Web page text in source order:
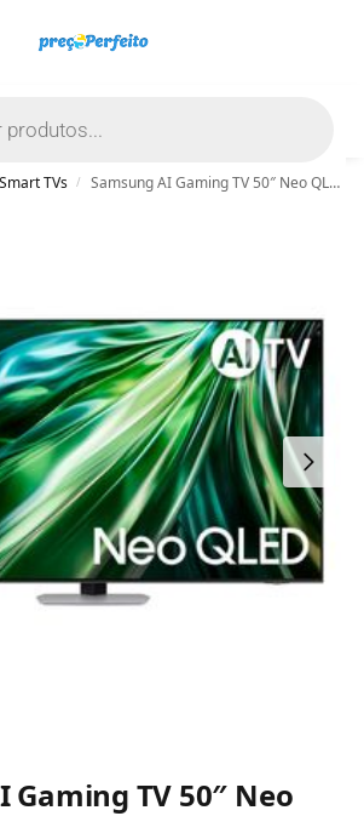
Smart TVs / Samsung AI Gaming TV 50″ Neo QLED 4K 50QN90D 2024, Processador com AI, Upscaling 4K, Mini LED, Painel até 144hz, Alexa built in 50″
Gaming TV 50″ Neo